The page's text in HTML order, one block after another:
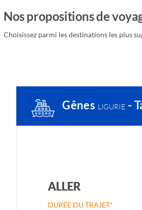
Nos propositions de
Choisissez parmi les destinations les plus
Gênes LIGURIE -
ALLER
DURÉE DU TRAJET*